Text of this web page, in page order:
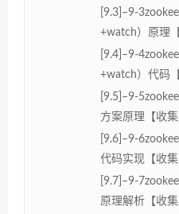
[9.3]–9-
+watch）原理
[9.4]–9-
+watch）代码
[9.5]–9-
方案原理【收
[9.6]–9-
代码实现【收
[9.7]–9-
原理解析【收